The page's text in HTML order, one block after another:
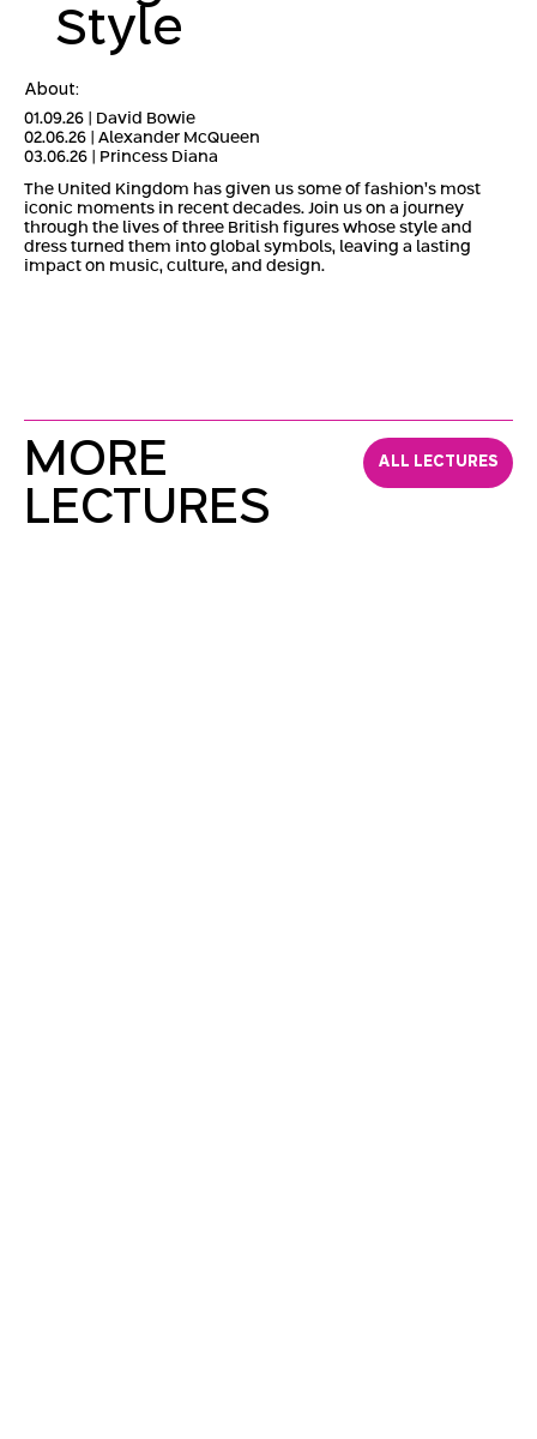
Style
About:
01.09.26 | David Bowie
02.06.26 | Alexander McQueen
03.06.26 | Princess Diana
The United Kingdom has given us some of fashion’s most
iconic moments in recent decades. Join us on a journey
through the lives of three British figures whose style and
dress turned them into global symbols, leaving a lasting
impact on music, culture, and design.
MORE
LECTURES
ALL LECTURES